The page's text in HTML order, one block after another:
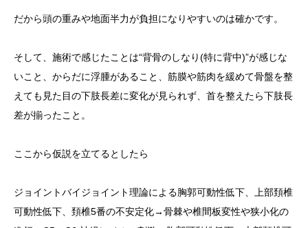
だから頭の重みや地面半力が負担になりやすいのは確かです。
そして、施術で感じたことは“背骨のしなり(特に背中)”が感じな
いこと、からだに浮腫があること、筋膜や筋肉を緩めて骨盤を整
えても見た目の下肢長差に変化が見られず、首を整えたら下肢長
差が揃ったこと。
ここから仮説を立てるとしたら
ジョイントバイジョイント理論による胸郭可動性低下、上部頚椎
可動性低下、頚椎5番の不安定化→骨棘や椎間板変性や狭小化の